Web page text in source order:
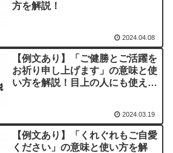
方を解説！
2024.04.08
【例文あり】「ご健勝とご活躍を
お祈り申し上げます」の意味と使
い方を解説！目上の人にも使える
2024.03.19
【例文あり】「くれぐれもご自愛
ください」の意味と使い方を解